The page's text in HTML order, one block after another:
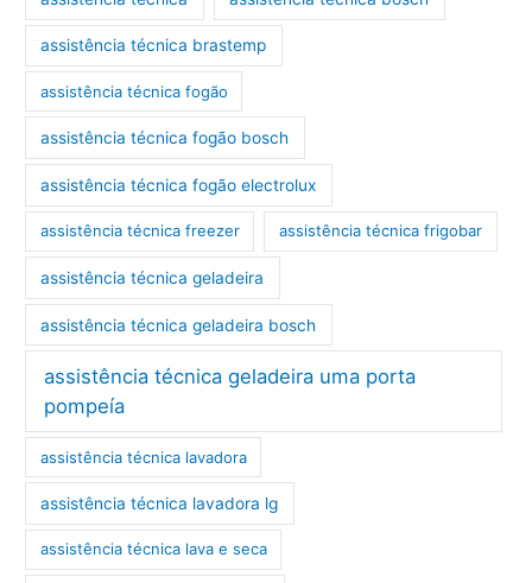
assistência técnica brastemp
assistência técnica fogão
assistência técnica fogão bosch
assistência técnica fogão electrolux
assistência técnica freezer assistência técnica frigobar
assistência técnica geladeira
assistência técnica geladeira bosch
assistência técnica geladeira uma porta
pompeía
assistência técnica lavadora
assistência técnica lavadora lg
assistência técnica lava e seca